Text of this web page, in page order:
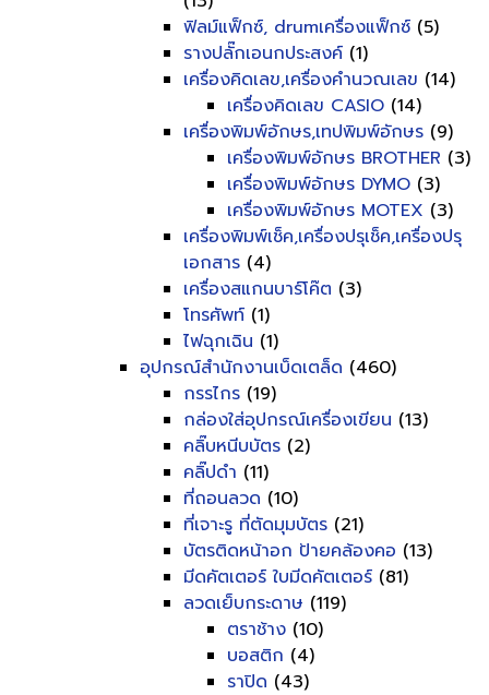
ฟิลม์แฟ็กซ์, drumเครื่องแฟ็กซ์ (5)
รางปลั๊กเอนกประสงค์ (1)
เครื่องคิดเลข,เครื่องคำนวณเลข (14)
เครื่องคิดเลข CASIO (14)
เครื่องพิมพ์อักษร,เทปพิมพ์อักษร (9)
เครื่องพิมพ์อักษร BROTHER (3)
เครื่องพิมพ์อักษร DYMO (3)
เครื่องพิมพ์อักษร MOTEX (3)
เครื่องพิมพ์เช็ค,เครื่องปรุเช็ค,เครื่องปรุ
เอกสาร (4)
เครื่องสแกนบาร์โค๊ต (3)
โทรศัพท์ (1)
ไฟฉุกเฉิน (1)
อุปกรณ์สำนักงานเบ็ดเตล็ด (460)
กรรไกร (19)
กล่องใส่อุปกรณ์เครื่องเขียน (13)
คลิ๊บหนีบบัตร (2)
คลิ๊ปดำ (11)
ที่ถอนลวด (10)
ที่เจาะรู ที่ตัดมุมบัตร (21)
บัตรติดหน้าอก ป้ายคล้องคอ (13)
มีดคัตเตอร์ ใบมีดคัตเตอร์ (81)
ลวดเย็บกระดาษ (119)
ตราช้าง (10)
บอสติก (4)
ราปิด (43)